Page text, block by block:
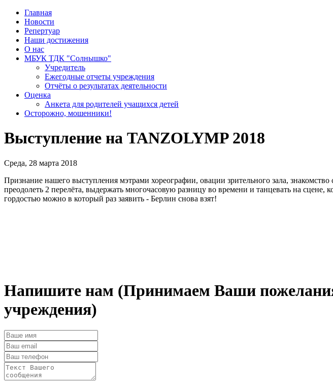
Главная
Новости
Репертуар
Наши достижения
О нас
МБУК ТДК "Солнышко"
Учредитель
Ежегодные отчеты учреждения
Отчёты о результатах деятельности
Оценка
Анкета для родителей учащихся детей
Осторожно, мошенники!
Выступление на TANZOLYMP 2018
Среда, 28 марта 2018
Признание нашего выступления мэтрами хореографии, овации зрительного зала,
преодолеть 2 перелёта, выдержать многочасовую разницу во времени и танцевать на
гордостью можно в который раз заявить - Берлин снова взят!
Напишите нам (Принимаем Ваши
учреждения)